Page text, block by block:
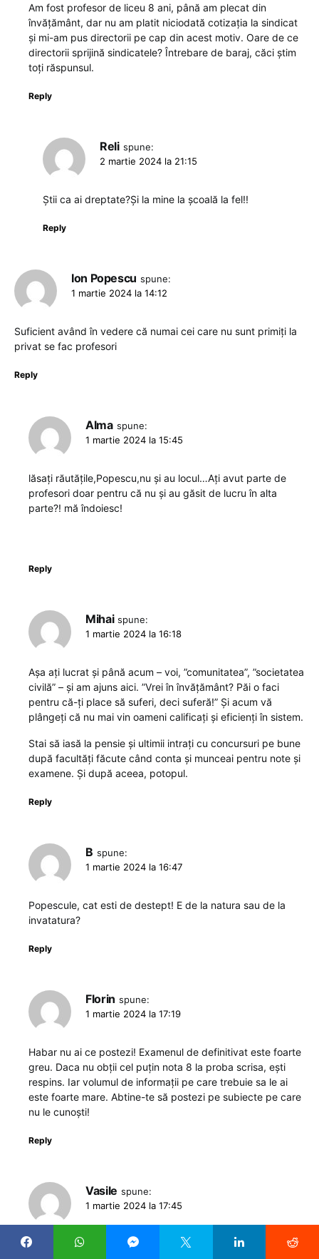
Am fost profesor de liceu 8 ani, până am plecat din
învățământ, dar nu am platit niciodată cotizația la sindicat
și mi-am pus directorii pe cap din acest motiv. Oare de ce
directorii sprijină sindicatele? Întrebare de baraj, căci știm
toți răspunsul.
Reply
Reli spune:
2 martie 2024 la 21:15
Știi ca ai dreptate?Și la mine la școală la fel!!
Reply
Ion Popescu spune:
1 martie 2024 la 14:12
Suficient având în vedere că numai cei care nu sunt primiți la
privat se fac profesori
Reply
Alma spune:
1 martie 2024 la 15:45
lăsați răutățile,Popescu,nu și au locul…Ați avut parte de
profesori doar pentru că nu și au găsit de lucru în alta
parte?! mă îndoiesc!
Reply
Mihai spune:
1 martie 2024 la 16:18
Așa ați lucrat și până acum – voi, ”comunitatea”, ”societatea
civilă” – și am ajuns aici. ”Vrei în învățământ? Păi o faci
pentru că-ți place să suferi, deci suferă!” Și acum vă
plângeți că nu mai vin oameni calificați și eficienți în sistem.
Stai să iasă la pensie și ultimii intrați cu concursuri pe bune
după facultăți făcute când conta și munceai pentru note și
examene. Și după aceea, potopul.
Reply
B spune:
1 martie 2024 la 16:47
Popescule, cat esti de destept! E de la natura sau de la
invatatura?
Reply
Florin spune:
1 martie 2024 la 17:19
Habar nu ai ce postezi! Examenul de definitivat este foarte
greu. Daca nu obții cel puțin nota 8 la proba scrisa, ești
respins. Iar volumul de informații pe care trebuie sa le ai
este foarte mare. Abtine-te să postezi pe subiecte pe care
nu le cunoști!
Reply
Vasile spune:
1 martie 2024 la 17:45
Corect! Asa profesori ai avut si tu , se vede.